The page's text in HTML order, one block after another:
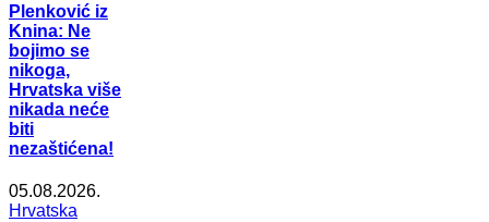
Plenković iz
Knina: Ne
bojimo se
nikoga,
Hrvatska više
nikada neće
biti
nezaštićena!
05.08.2026.
Hrvatska